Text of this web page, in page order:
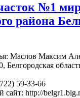
№1
района
Маслов Максим
Белгородская
59-33-66
http://